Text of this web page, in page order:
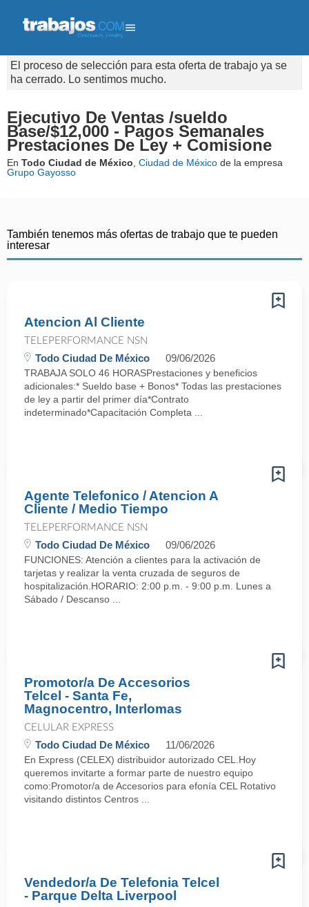
El proceso de selección para esta oferta de trabajo ya se
ha cerrado. Lo sentimos mucho.
Ejecutivo De Ventas /sueldo
Base/$12,000 - Pagos Semanales
Prestaciones De Ley + Comisione
En Todo Ciudad de México Ciudad de México de la empresa
Grupo Gayosso
También tenemos más ofertas de trabajo que te pueden
interesar
Atencion Al Cliente
TELEPERFORMANCE NSN
Todo Ciudad De México 09/06/2026
TRABAJA SOLO 46 HORASPrestaciones y beneficios
adicionales:* Sueldo base + Bonos* Todas las prestaciones
de ley a partir del primer día*Contrato
indeterminado*Capacitación Completa ...
Agente Telefonico / Atencion A
Cliente / Medio Tiempo
TELEPERFORMANCE NSN
Todo Ciudad De México 09/06/2026
FUNCIONES: Atención a clientes para la activación de
tarjetas y realizar la venta cruzada de seguros de
hospitalización. HORARIO: 2:00 p.m. - 9:00 p.m. Lunes a
Sábado / Descanso ...
Promotor/a De Accesorios
Telcel - Santa Fe,
Magnocentro, Interlomas
CELULAR EXPRESS
Todo Ciudad De México 11/06/2026
En Express (CELEX) distribuidor autorizado CEL.Hoy
queremos invitarte a formar parte de nuestro equipo
como:Promotor/a de Accesorios para efonía CEL Rotativo
visitando distintos Centros ...
Vendedor/a De Telefonia Telcel
- Parque Delta Liverpool